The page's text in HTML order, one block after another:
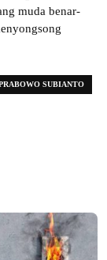
muda benar-
SUBIANTO